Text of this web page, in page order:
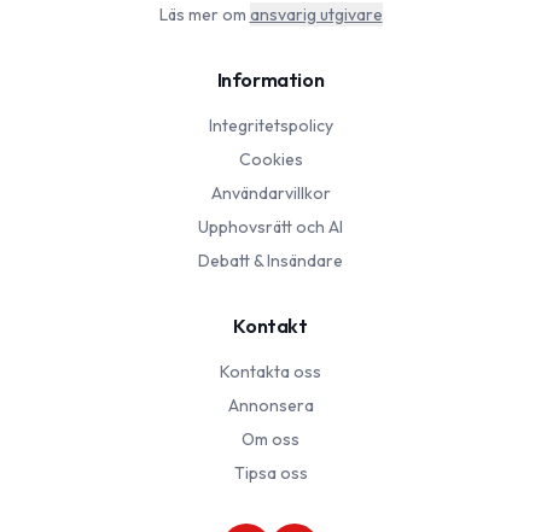
Läs mer om ansvarig utgivare
Information
Integritetspolicy
Cookies
Användarvillkor
Upphovsrätt och AI
Debatt & Insändare
Kontakt
Kontakta oss
Annonsera
Om oss
Tipsa oss